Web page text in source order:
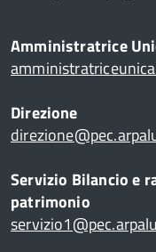
Amministratrice
Direzione
Servizio Bilancio e
patrimonio